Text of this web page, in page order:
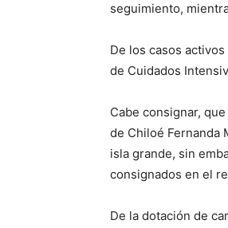
seguimiento,
De los casos
de Cuidados
Cabe consignar,
de Chiloé Fernanda
isla grande, sin
consignados en el
De la dotación de